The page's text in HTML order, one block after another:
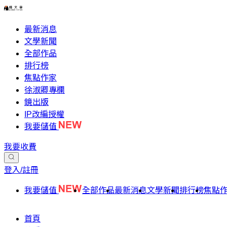
最新消息
文學新聞
全部作品
排行榜
焦點作家
徐淑卿專欄
鏡出版
IP改編授權
我要儲值
我要收費
登入/註冊
我要儲值 全部作品最新消息文學新聞排行榜焦點
首頁